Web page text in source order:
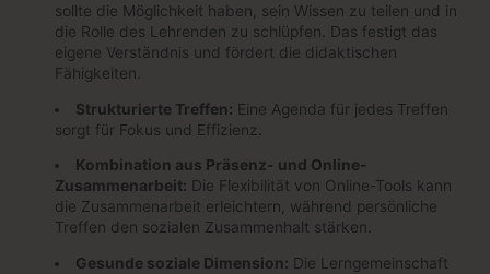
sollte die Möglichkeit haben, sein Wissen zu teilen und in
die Rolle des Lehrenden zu schlüpfen. Das festigt das
eigene Verständnis und fördert die didaktischen
Fähigkeiten.
Strukturierte Treffen: Eine Agenda für jedes Treffen
sorgt für Fokus und Effizienz.
Kombination aus Präsenz- und Online-
Zusammenarbeit: Die Flexibilität von Online-Tools kann
die Zusammenarbeit erleichtern, während persönliche
Treffen den sozialen Zusammenhalt stärken.
Gesunde soziale Dimension: Die Lerngemeinschaft